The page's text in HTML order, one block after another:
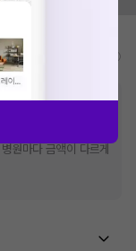
비급여/급여 진료란?
이할 수 있으니, 정확
는 급여 진료 기준 가
원마다 금액이 다르게